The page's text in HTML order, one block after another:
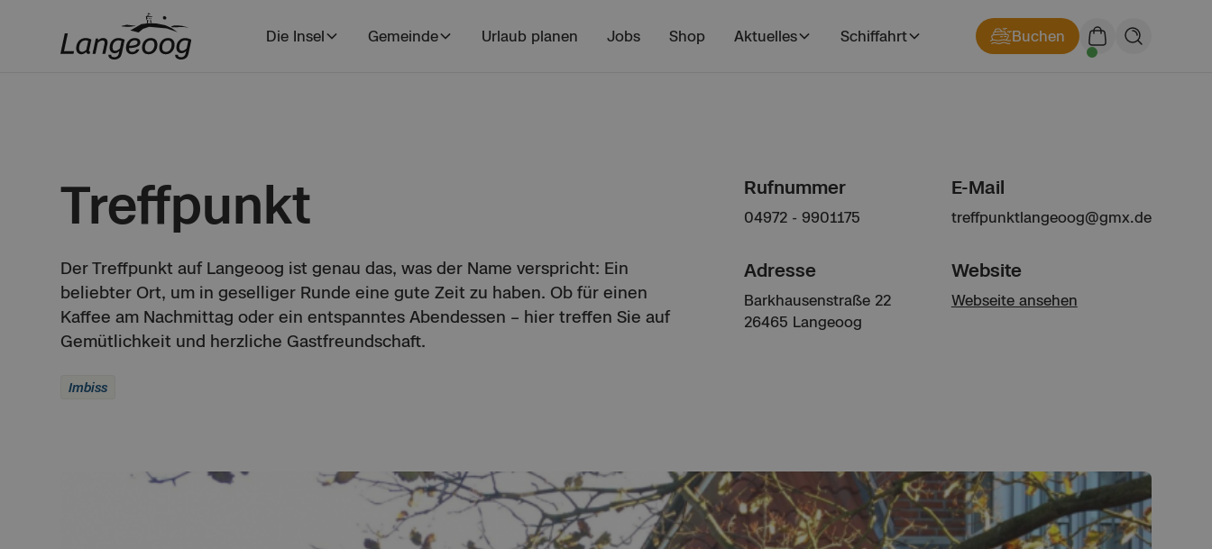
Die Insel Gemeinde Urlaub planen Jobs Shop Aktuelles Schiffahrt Buchen
Treffpunkt
Der Treffpunkt auf Langeoog ist genau das, was der Name verspricht: Ein
beliebter Ort, um in geselliger Runde eine gute Zeit zu haben. Ob für einen
Kaffee am Nachmittag oder ein entspanntes Abendessen – hier treffen Sie auf
Gemütlichkeit und herzliche Gastfreundschaft.
Imbiss
Rufnummer
04972 - 9901175
E-Mail
treffpunktlangeoog@gmx.de
Adresse
Barkhausenstraße 22
26465 Langeoog
Website
Webseite ansehen